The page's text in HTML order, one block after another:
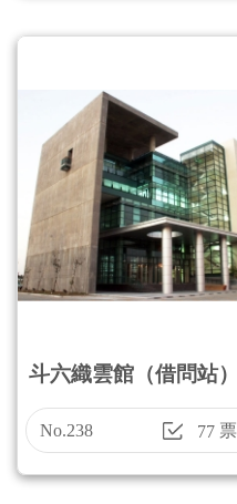
斗六織雲館（借問站）
No.238 77票